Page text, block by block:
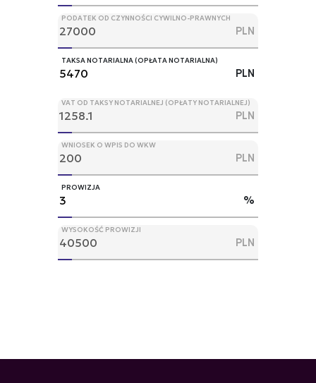
PODATEK OD CZYNNOŚCI CYWILNO-PRAWNYCH
PLN
TAKSA NOTARIALNA (OPŁATA NOTARIALNA)
PLN
VAT OD TAKSY NOTARIALNEJ (OPŁATY NOTARIALNEJ)
PLN
WNIOSEK O WPIS DO WKW
PLN
PROWIZJA
%
WYSOKOŚĆ PROWIZJI
PLN